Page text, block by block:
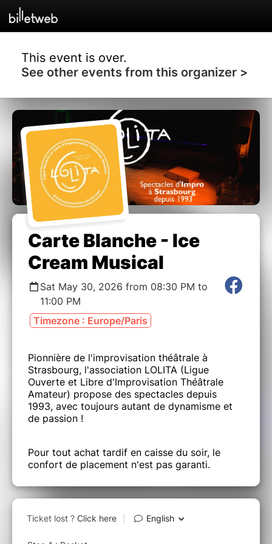
This event is over.
See other events from this organizer >
Carte Blanche - Ice
Cream Musical
Sat May 30, 2026 from 08:30 PM to
11:00 PM
Timezone : Europe/Paris
Pionnière de l'improvisation théâtrale à
Strasbourg, l'association LOLITA (Ligue
Ouverte et Libre d'Improvisation Théâtrale
Amateur) propose des spectacles depuis
1993, avec toujours autant de dynamisme et
de passion !
Pour tout achat tardif en caisse du soir, le
confort de placement n'est pas garanti.